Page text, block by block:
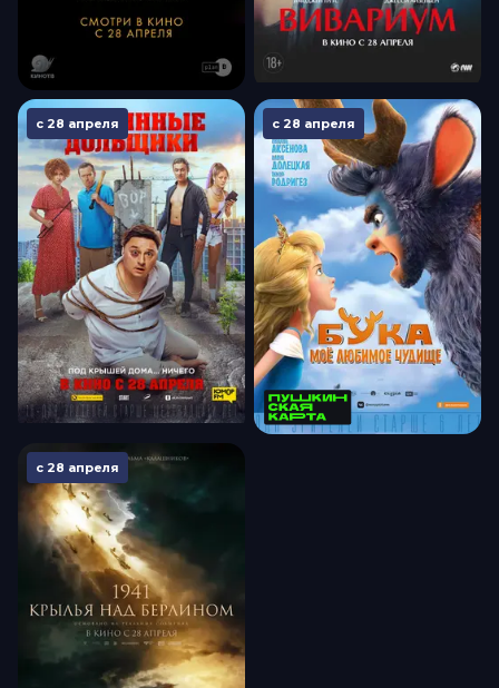
с 28 апреля с 28 апреля
с 28 апреля